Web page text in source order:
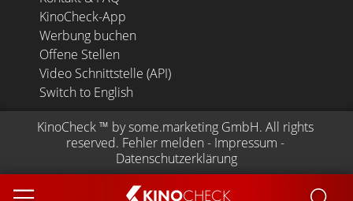
KINOCHECK
KinoCheck-App
Werbung buchen
Offene Stellen
Video Schnittstelle (API)
Switch to English
KinoCheck ™ by some.marketing GmbH. All rights
reserved. Fehler melden - Impressum -
Datenschutzerklärung